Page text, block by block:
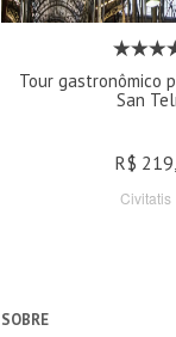
Tour gastronômico
San
R$
Civitatis
SOBRE